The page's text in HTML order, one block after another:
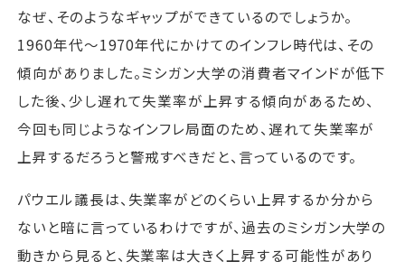
なぜ、そのようなギャップができているのでしょうか。
1960年代～1970年代にかけてのインフレ時代は、その
傾向がありました。ミシガン大学の消費者マインドが低下
した後、少し遅れて失業率が上昇する傾向があるため、
今回も同じようなインフレ局面のため、遅れて失業率が
上昇するだろうと警戒すべきだと、言っているのです。
パウエル議長は、失業率がどのくらい上昇するか分から
ないと暗に言っているわけですが、過去のミシガン大学の
動きから見ると、失業率は大きく上昇する可能性があり